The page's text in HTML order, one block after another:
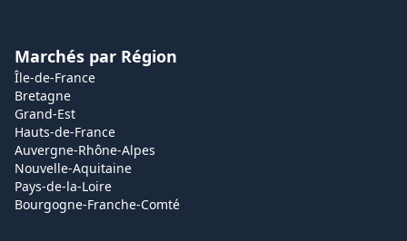
Marchés par Région
Île-de-France
Bretagne
Grand-Est
Hauts-de-France
Auvergne-Rhône-Alpes
Nouvelle-Aquitaine
Pays-de-la-Loire
Bourgogne-Franche-Comté